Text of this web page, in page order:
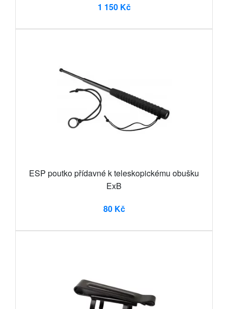
1 150 Kč
ESP poutko přídavné k teleskopickému obušku
ExB
80 Kč